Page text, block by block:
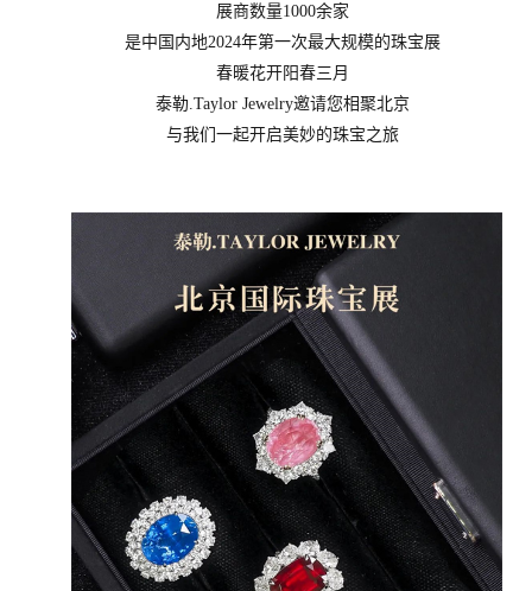
展商数量1000余家
是中国内地2024年第一次最大规模的珠宝展
春暖花开阳春三月
泰勒.Taylor Jewelry邀请您相聚北京
与我们一起开启美妙的珠宝之旅